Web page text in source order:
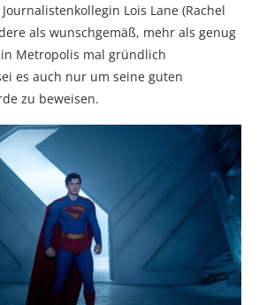
Lois Lane (Rachel
als wunschgemäß, mehr als genug
Metropolis mal gründlich
es auch nur um seine guten
zu beweisen.